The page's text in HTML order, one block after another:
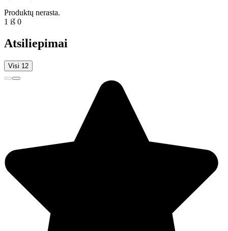
Produktų nerasta.
1 iš 0
Atsiliepimai
Visi 12